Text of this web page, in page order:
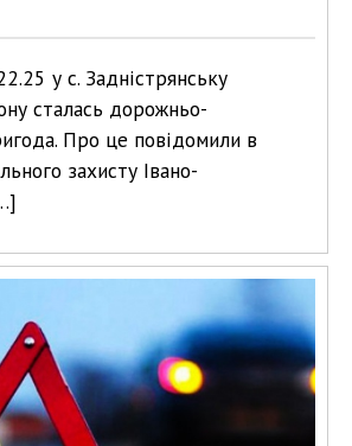
у с. Задністрянську
сталась дорожньо-
Про це повідомили в
захисту Івано-